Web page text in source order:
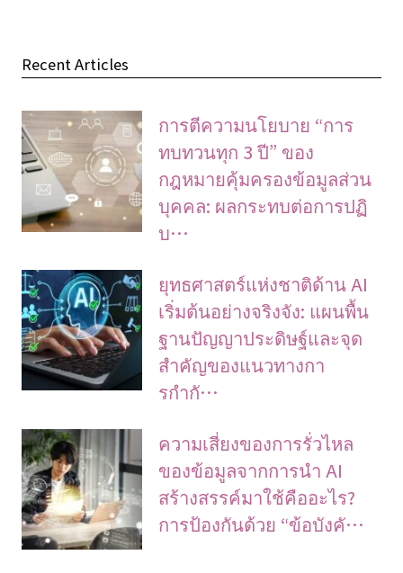
Recent Articles
การตีความนโยบาย “การ
ทบทวนทุก 3 ปี” ของ
กฎหมายคุ้มครองข้อมูลส่วน
บุคคล: ผลกระทบต่อการปฏิ
บ…
ยุทธศาสตร์แห่งชาติด้าน AI
เริ่มต้นอย่างจริงจัง: แผนพื้น
ฐานปัญญาประดิษฐ์และจุด
สำคัญของแนวทางกา
รกำกั…
ความเสี่ยงของการรั่วไหล
ของข้อมูลจากการนำ AI
สร้างสรรค์มาใช้คืออะไร?
การป้องกันด้วย “ข้อบังคั…